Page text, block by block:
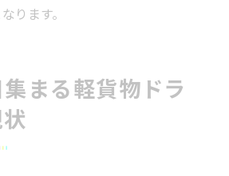
ります。
まる軽貨物ドラ